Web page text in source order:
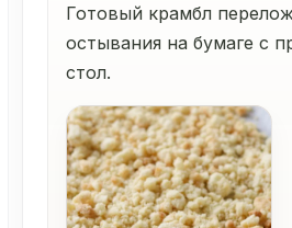
Готовый крамбл
остывания на бумаге с
стол.